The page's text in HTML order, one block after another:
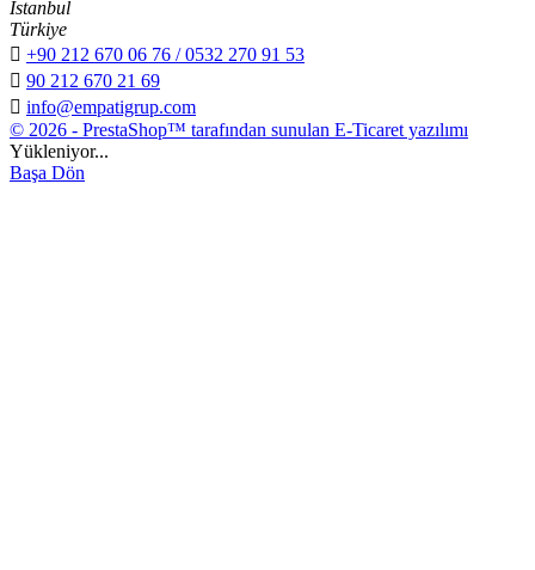
İstanbul
Türkiye
 +90 212 670 06 76 / 0532 270 91 53
 90 212 670 21 69
 info@empatigrup.com
© 2026 - PrestaShop™ tarafından sunulan E-Ticaret yazılımı
Yükleniyor...
Başa Dön